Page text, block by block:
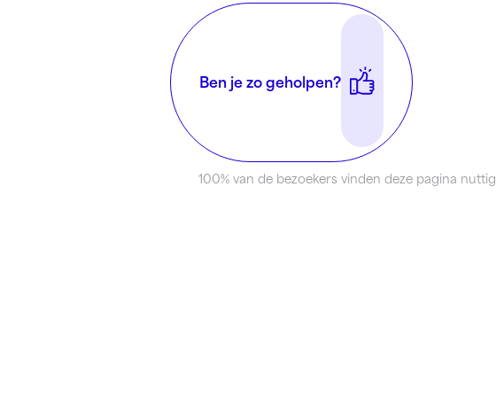
Ben je zo geholpen?
100% van de bezoekers vinden deze pagina nuttig